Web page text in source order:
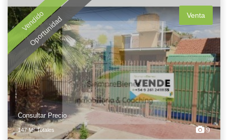
Vendido
Oportunidad Venta
Consultar Precio
147 M² Totales 9